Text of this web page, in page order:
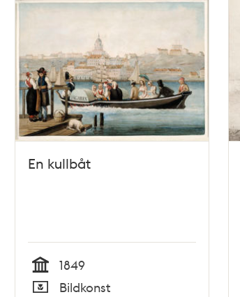
En kullbåt
Tid
1849
Bildkonst